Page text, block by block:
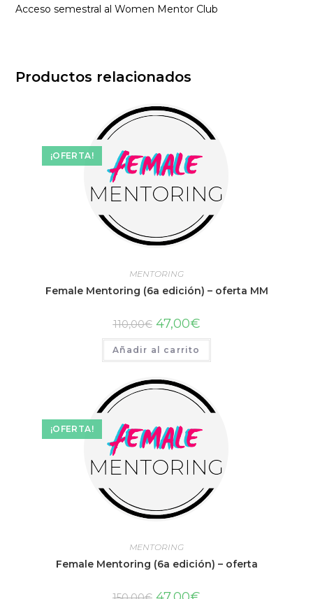
Acceso semestral al Women Mentor Club
Productos relacionados
¡OFERTA!
MENTORING
Female Mentoring (6a edición) – oferta MM
110,00€ 47,00€
Añadir al carrito
¡OFERTA!
MENTORING
Female Mentoring (6a edición) – oferta